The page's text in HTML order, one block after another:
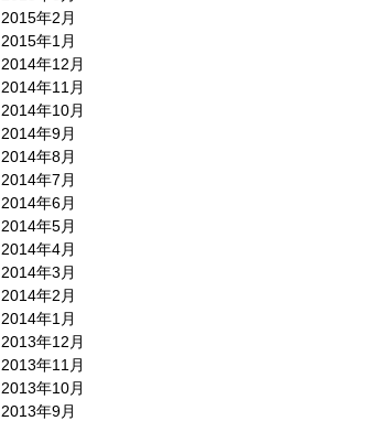
2015年2月
2015年1月
2014年12月
2014年11月
2014年10月
2014年9月
2014年8月
2014年7月
2014年6月
2014年5月
2014年4月
2014年3月
2014年2月
2014年1月
2013年12月
2013年11月
2013年10月
2013年9月